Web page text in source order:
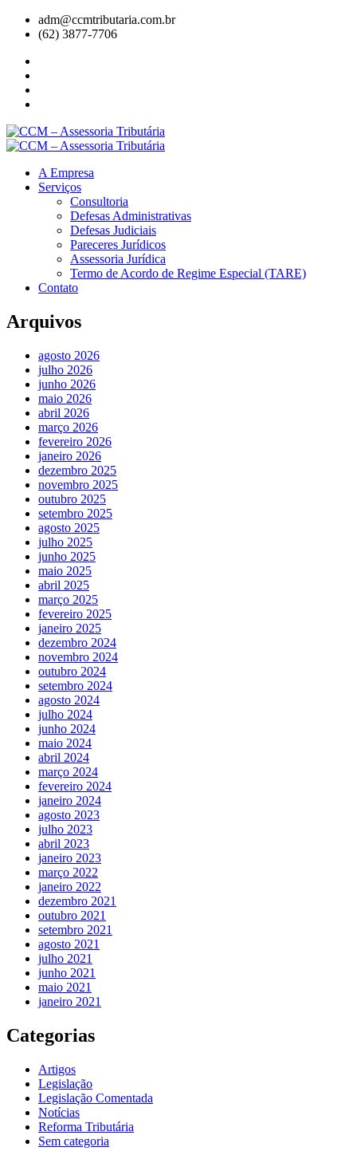
adm@ccmtributaria.com.br
(62) 3877-7706
A Empresa
Serviços
Consultoria
Defesas Administrativas
Defesas Judiciais
Pareceres Jurídicos
Assessoria Jurídica
Termo de Acordo de Regime Especial (TARE)
Contato
Arquivos
agosto 2026
julho 2026
junho 2026
maio 2026
abril 2026
março 2026
fevereiro 2026
janeiro 2026
dezembro 2025
novembro 2025
outubro 2025
setembro 2025
agosto 2025
julho 2025
junho 2025
maio 2025
abril 2025
março 2025
fevereiro 2025
janeiro 2025
dezembro 2024
novembro 2024
outubro 2024
setembro 2024
agosto 2024
julho 2024
junho 2024
maio 2024
abril 2024
março 2024
fevereiro 2024
janeiro 2024
agosto 2023
julho 2023
abril 2023
janeiro 2023
março 2022
janeiro 2022
dezembro 2021
outubro 2021
setembro 2021
agosto 2021
julho 2021
junho 2021
maio 2021
janeiro 2021
Categorias
Artigos
Legislação
Legislação Comentada
Notícias
Reforma Tributária
Sem categoria